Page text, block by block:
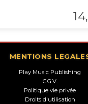
14,
MENTIONS
Play Music Publishing
C.G.V.
Politique vie privée
Droits d'utilisation